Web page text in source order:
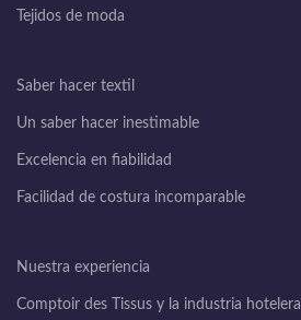
Tejidos de moda
Saber hacer textil
Un saber hacer inestimable
Excelencia en fiabilidad
Facilidad de costura incomparable
Nuestra experiencia
Comptoir des Tissus y la industria hotelera